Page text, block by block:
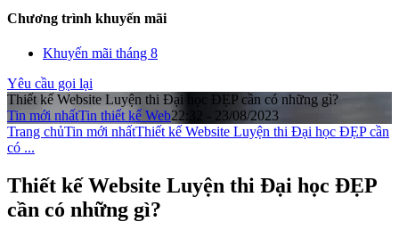
Chương trình khuyến mãi
Khuyến mãi tháng 8
Yêu cầu gọi lại
Thiết kế Website Luyện thi Đại học ĐẸP cần có những gì?
Tin mới nhấtTin thiết kế Web22:32 - 23/08/2023
Trang chủTin mới nhấtThiết kế Website Luyện thi Đại học ĐẸP cần
có ...
Thiết kế Website Luyện thi Đại học ĐẸP
cần có những gì?